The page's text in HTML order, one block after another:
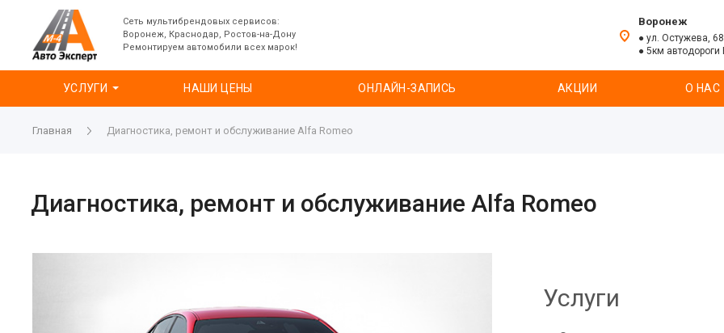
Сеть мультибрендовых сервисов:
Воронеж, Краснодар, Ростов-на-Дону
Ремонтируем автомобили всех марок!
Воронеж
● ул. Остужева, 68
● 5км
УСЛУГИ НАШИ ЦЕНЫ ОНЛАЙН-ЗАПИСЬ АКЦИИ О НАС
Главная Диагностика, ремонт и обслуживание Alfa Romeo
Диагностика, ремонт и обслуживание Alfa Romeo
Услуги